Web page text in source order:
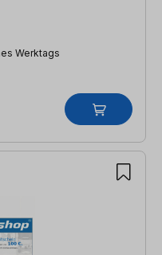
Werktags